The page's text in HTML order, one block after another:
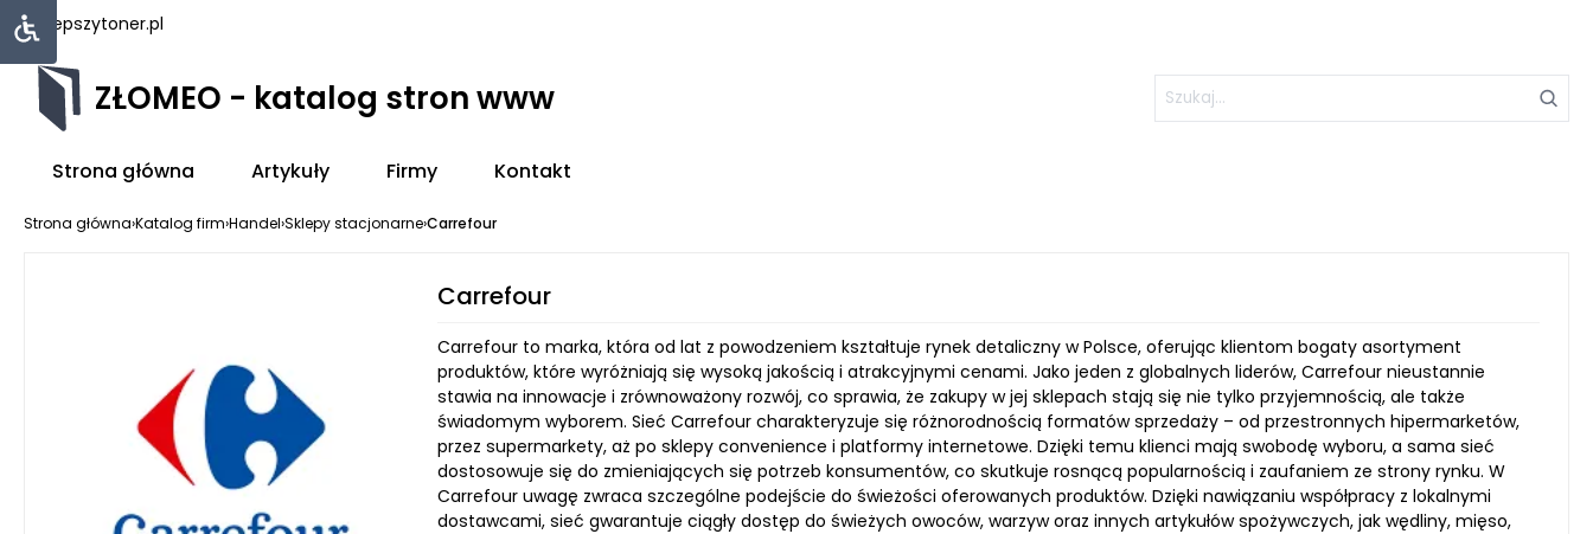
najlepszytoner.pl
ZŁOMEO - katalog stron www
Strona główna Artykuły Firmy Kontakt
Strona główna›Katalog firm›Handel›Sklepy stacjonarne›Carrefour
Carrefour
Carrefour to marka, która od lat z powodzeniem kształtuje rynek detaliczny w Polsce, oferując klientom bogaty asortyment
produktów, które wyróżniają się wysoką jakością i atrakcyjnymi cenami. Jako jeden z globalnych liderów, Carrefour nieustannie
stawia na innowacje i zrównoważony rozwój, co sprawia, że zakupy w jej sklepach stają się nie tylko przyjemnością, ale także
świadomym wyborem. Sieć Carrefour charakteryzuje się różnorodnością formatów sprzedaży – od przestronnych hipermarketów,
przez supermarkety, aż po sklepy convenience i platformy internetowe. Dzięki temu klienci mają swobodę wyboru, a sama sieć
dostosowuje się do zmieniających się potrzeb konsumentów, co skutkuje rosnącą popularnością i zaufaniem ze strony rynku. W
Carrefour uwagę zwraca szczególne podejście do świeżości oferowanych produktów. Dzięki nawiązaniu współpracy z lokalnymi
dostawcami, sieć gwarantuje ciągły dostęp do świeżych owoców, warzyw oraz innych artykułów spożywczych, jak wędliny, mięso,